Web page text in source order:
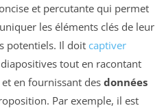
et percutante qui permet
les éléments clés de leur
potentiels. Il doit captiver
tout en racontant
et en fournissant des données
Par exemple, il est